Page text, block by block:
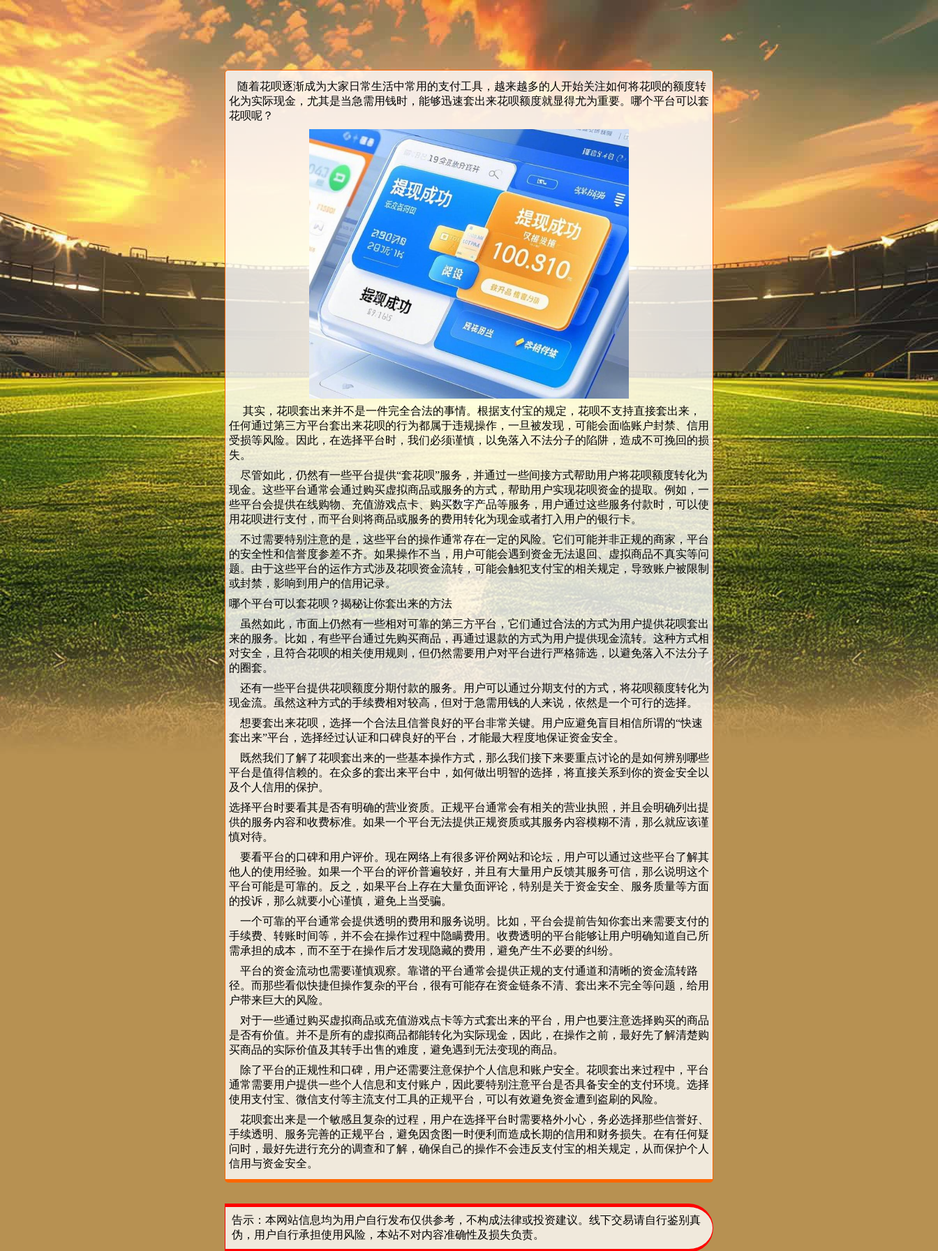
随着花呗逐渐成为大家日常生活中常用的支付工具，越来越多的人开始关注如何将花呗的额度转
化为实际现金，尤其是当急需用钱时，能够迅速套出来花呗额度就显得尤为重要。哪个平台可以套
花呗呢？
其实，花呗套出来并不是一件完全合法的事情。根据支付宝的规定，花呗不支持直接套出来，
任何通过第三方平台套出来花呗的行为都属于违规操作，一旦被发现，可能会面临账户封禁、信用
受损等风险。因此，在选择平台时，我们必须谨慎，以免落入不法分子的陷阱，造成不可挽回的损
失。
尽管如此，仍然有一些平台提供“套花呗”服务，并通过一些间接方式帮助用户将花呗额度转化为
现金。这些平台通常会通过购买虚拟商品或服务的方式，帮助用户实现花呗资金的提取。例如，一
些平台会提供在线购物、充值游戏点卡、购买数字产品等服务，用户通过这些服务付款时，可以使
用花呗进行支付，而平台则将商品或服务的费用转化为现金或者打入用户的银行卡。
不过需要特别注意的是，这些平台的操作通常存在一定的风险。它们可能并非正规的商家，平台
的安全性和信誉度参差不齐。如果操作不当，用户可能会遇到资金无法退回、虚拟商品不真实等问
题。由于这些平台的运作方式涉及花呗资金流转，可能会触犯支付宝的相关规定，导致账户被限制
或封禁，影响到用户的信用记录。
哪个平台可以套花呗？揭秘让你套出来的方法
虽然如此，市面上仍然有一些相对可靠的第三方平台，它们通过合法的方式为用户提供花呗套出
来的服务。比如，有些平台通过先购买商品，再通过退款的方式为用户提供现金流转。这种方式相
对安全，且符合花呗的相关使用规则，但仍然需要用户对平台进行严格筛选，以避免落入不法分子
的圈套。
还有一些平台提供花呗额度分期付款的服务。用户可以通过分期支付的方式，将花呗额度转化为
现金流。虽然这种方式的手续费相对较高，但对于急需用钱的人来说，依然是一个可行的选择。
想要套出来花呗，选择一个合法且信誉良好的平台非常关键。用户应避免盲目相信所谓的“快速
套出来”平台，选择经过认证和口碑良好的平台，才能最大程度地保证资金安全。
既然我们了解了花呗套出来的一些基本操作方式，那么我们接下来要重点讨论的是如何辨别哪些
平台是值得信赖的。在众多的套出来平台中，如何做出明智的选择，将直接关系到你的资金安全以
及个人信用的保护。
选择平台时要看其是否有明确的营业资质。正规平台通常会有相关的营业执照，并且会明确列出提
供的服务内容和收费标准。如果一个平台无法提供正规资质或其服务内容模糊不清，那么就应该谨
慎对待。
要看平台的口碑和用户评价。现在网络上有很多评价网站和论坛，用户可以通过这些平台了解其
他人的使用经验。如果一个平台的评价普遍较好，并且有大量用户反馈其服务可信，那么说明这个
平台可能是可靠的。反之，如果平台上存在大量负面评论，特别是关于资金安全、服务质量等方面
的投诉，那么就要小心谨慎，避免上当受骗。
一个可靠的平台通常会提供透明的费用和服务说明。比如，平台会提前告知你套出来需要支付的
手续费、转账时间等，并不会在操作过程中隐瞒费用。收费透明的平台能够让用户明确知道自己所
需承担的成本，而不至于在操作后才发现隐藏的费用，避免产生不必要的纠纷。
平台的资金流动也需要谨慎观察。靠谱的平台通常会提供正规的支付通道和清晰的资金流转路
径。而那些看似快捷但操作复杂的平台，很有可能存在资金链条不清、套出来不完全等问题，给用
户带来巨大的风险。
对于一些通过购买虚拟商品或充值游戏点卡等方式套出来的平台，用户也要注意选择购买的商品
是否有价值。并不是所有的虚拟商品都能转化为实际现金，因此，在操作之前，最好先了解清楚购
买商品的实际价值及其转手出售的难度，避免遇到无法变现的商品。
除了平台的正规性和口碑，用户还需要注意保护个人信息和账户安全。花呗套出来过程中，平台
通常需要用户提供一些个人信息和支付账户，因此要特别注意平台是否具备安全的支付环境。选择
使用支付宝、微信支付等主流支付工具的正规平台，可以有效避免资金遭到盗刷的风险。
花呗套出来是一个敏感且复杂的过程，用户在选择平台时需要格外小心，务必选择那些信誉好、
手续透明、服务完善的正规平台，避免因贪图一时便利而造成长期的信用和财务损失。在有任何疑
问时，最好先进行充分的调查和了解，确保自己的操作不会违反支付宝的相关规定，从而保护个人
信用与资金安全。
告示：本网站信息均为用户自行发布仅供参考，不构成法律或投资建议。线下交易请自行鉴别真
伪，用户自行承担使用风险，本站不对内容准确性及损失负责。